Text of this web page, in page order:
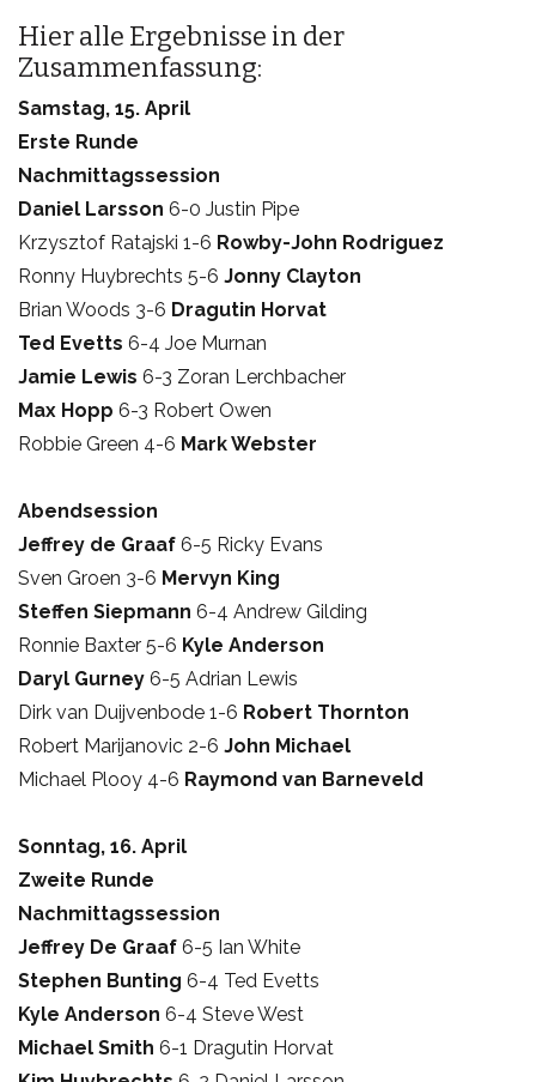
Hier alle Ergebnisse in der
Zusammenfassung:
Samstag, 15. April
Erste Runde
Nachmittagssession
Daniel Larsson 6-0 Justin Pipe
Krzysztof Ratajski 1-6 Rowby-John Rodriguez
Ronny Huybrechts 5-6 Jonny Clayton
Brian Woods 3-6 Dragutin Horvat
Ted Evetts 6-4 Joe Murnan
Jamie Lewis 6-3 Zoran Lerchbacher
Max Hopp 6-3 Robert Owen
Robbie Green 4-6 Mark Webster
Abendsession
Jeffrey de Graaf 6-5 Ricky Evans
Sven Groen 3-6 Mervyn King
Steffen Siepmann 6-4 Andrew Gilding
Ronnie Baxter 5-6 Kyle Anderson
Daryl Gurney 6-5 Adrian Lewis
Dirk van Duijvenbode 1-6 Robert Thornton
Robert Marijanovic 2-6 John Michael
Michael Plooy 4-6 Raymond van Barneveld
Sonntag, 16. April
Zweite Runde
Nachmittagssession
Jeffrey De Graaf 6-5 Ian White
Stephen Bunting 6-4 Ted Evetts
Kyle Anderson 6-4 Steve West
Michael Smith 6-1 Dragutin Horvat